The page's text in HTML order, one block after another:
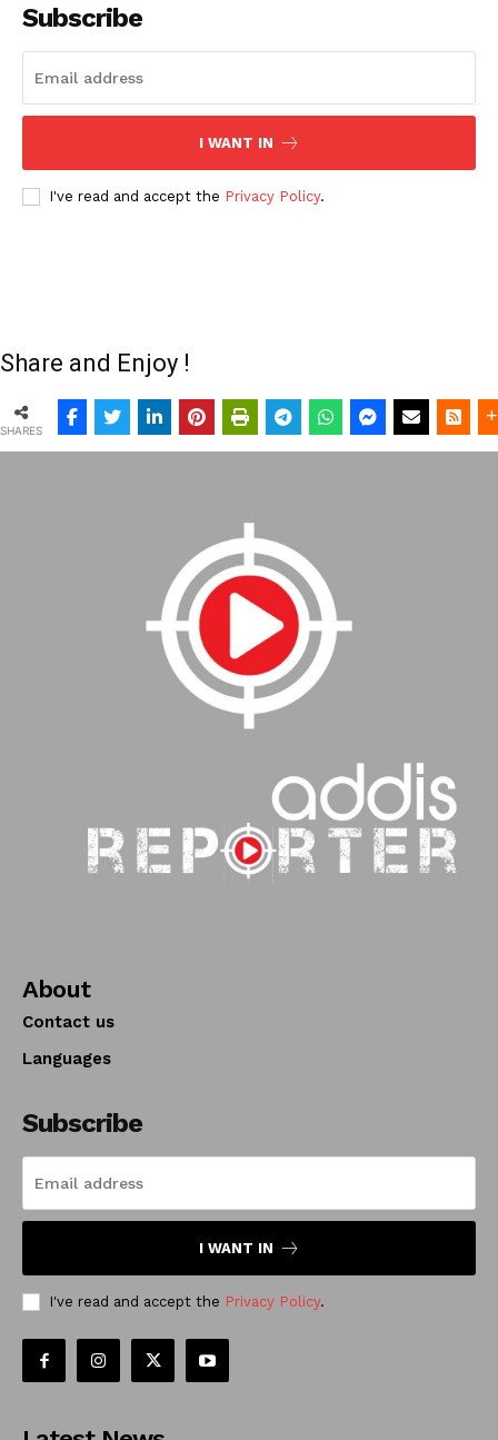
Subscribe
I WANT IN
I've read and accept the Privacy Policy.
Share and Enjoy !
SHARES
About
Contact us
Languages
Subscribe
I WANT IN
I've read and accept the Privacy Policy.